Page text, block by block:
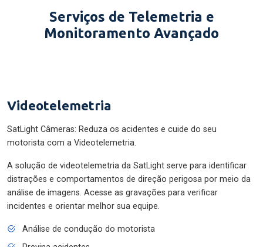
Serviços de Telemetria e
Monitoramento Avançado
Videotelemetria
SatLight Câmeras: Reduza os acidentes e cuide do seu
motorista com a Videotelemetria.
A solução de videotelemetria da SatLight serve para identificar
distrações e comportamentos de direção perigosa por meio da
análise de imagens. Acesse as gravações para verificar
incidentes e orientar melhor sua equipe.
Análise de condução do motorista